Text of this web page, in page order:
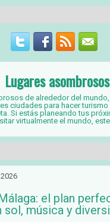
Lugares asombrosos
de alrededor del
ciudades para hacer
Si estás planeando tus
virtualmente el mundo,
el plan
sol, música y